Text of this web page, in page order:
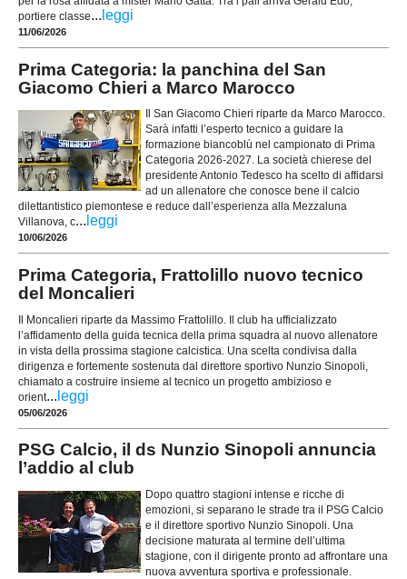
portiere classe... leggi
11/06/2026
Prima Categoria: la panchina del San
Giacomo Chieri a Marco Marocco
Il San Giacomo Chieri riparte da Marco Marocco.
Sarà infatti l’esperto tecnico a guidare la
formazione biancoblù nel campionato di Prima
Categoria 2026-2027. La società chierese del
presidente Antonio Tedesco ha scelto di affidarsi
ad un allenatore che conosce bene il calcio
dilettantistico piemontese e reduce dall’esperienza alla Mezzaluna
Villanova, c... leggi
10/06/2026
Prima Categoria, Frattolillo nuovo tecnico
del Moncalieri
Il Moncalieri riparte da Massimo Frattolillo. Il club ha ufficializzato
l’affidamento della guida tecnica della prima squadra al nuovo allenatore
in vista della prossima stagione calcistica. Una scelta condivisa dalla
dirigenza e fortemente sostenuta dal direttore sportivo Nunzio Sinopoli,
chiamato a costruire insieme al tecnico un progetto ambizioso e
orient... leggi
05/06/2026
PSG Calcio, il ds Nunzio Sinopoli annuncia
l’addio al club
Dopo quattro stagioni intense e ricche di
emozioni, si separano le strade tra il PSG Calcio
e il direttore sportivo Nunzio Sinopoli. Una
decisione maturata al termine dell’ultima
stagione, con il dirigente pronto ad affrontare una
nuova avventura sportiva e professionale.